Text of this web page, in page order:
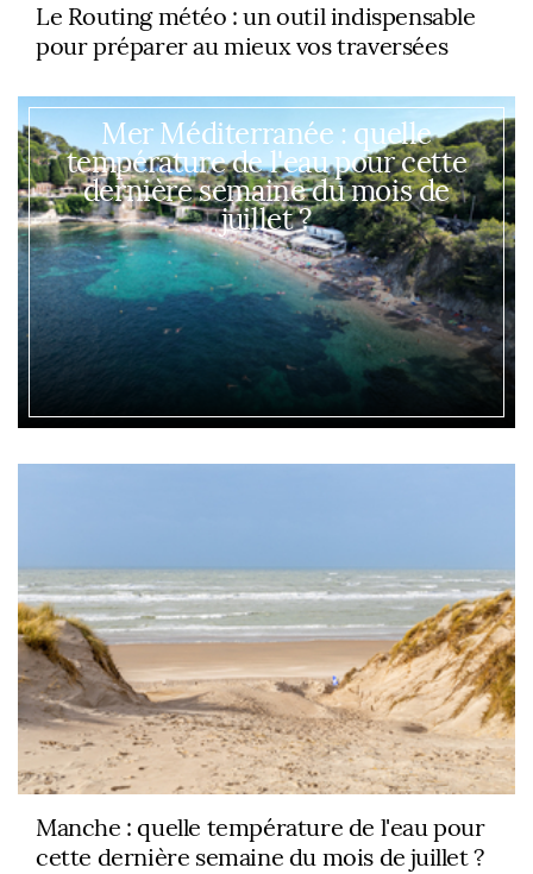
Le Routing météo : un outil indispensable
pour préparer au mieux vos traversées
Mer Méditerranée : quelle
température de l'eau pour cette
dernière semaine du mois de
juillet ?
Manche : quelle température de l'eau pour
cette dernière semaine du mois de juillet ?